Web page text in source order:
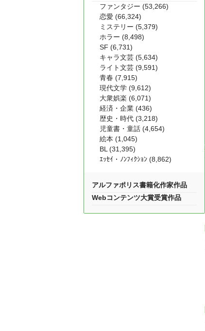
ファンタジー (53,266)
恋愛 (66,324)
ミステリー (5,379)
ホラー (8,498)
SF (6,731)
キャラ文芸 (5,634)
ライト文芸 (9,591)
青春 (7,915)
現代文学 (9,612)
大衆娯楽 (6,071)
経済・企業 (436)
歴史・時代 (3,218)
児童書・童話 (4,654)
絵本 (1,045)
BL (31,395)
ｴｯｾｲ・ﾉﾝﾌｨｸｼｮﾝ (8,862)
アルファポリス書籍化作家作品
Webコンテンツ大賞受賞作品